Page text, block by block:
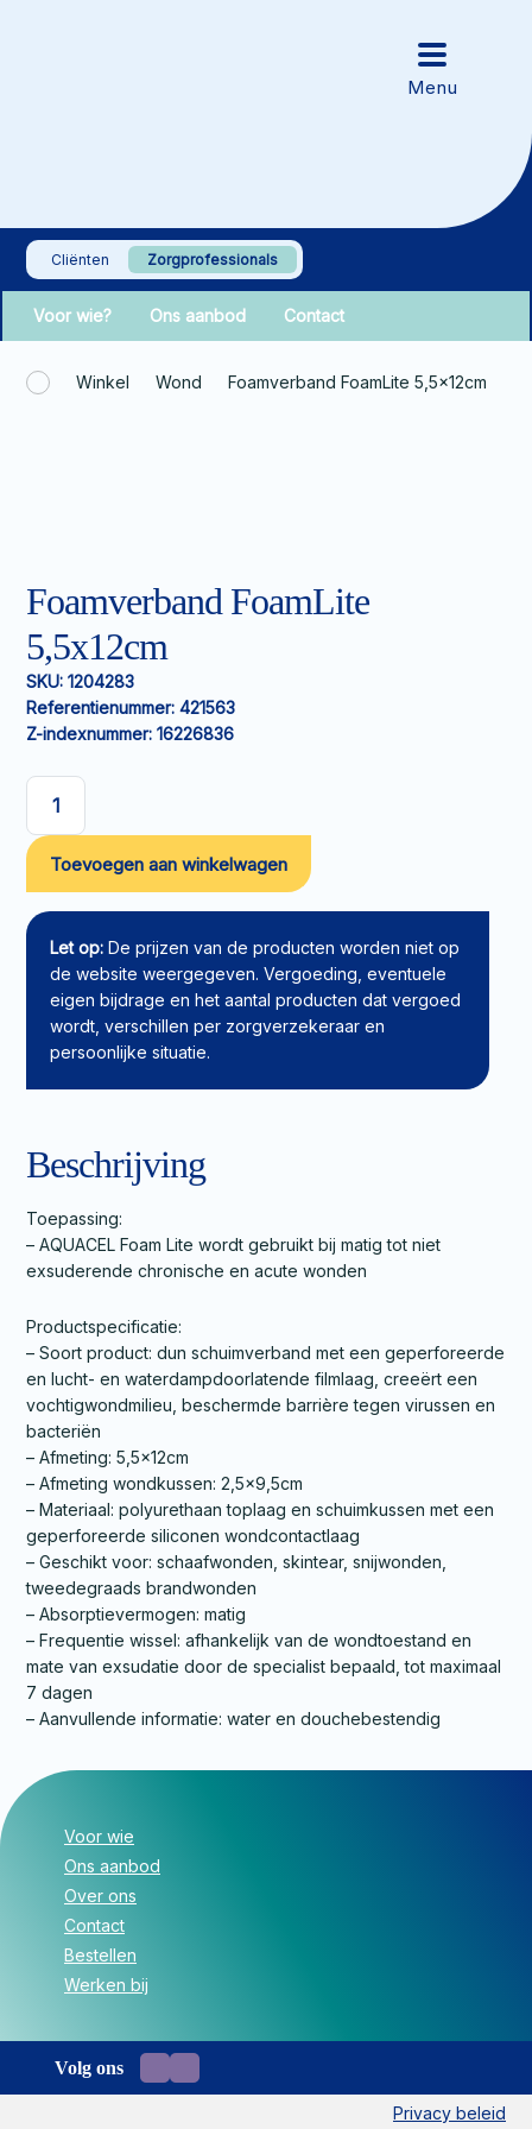
Cliënten Zorgprofessionals
Voor wie? Ons aanbod Contact
Winkel Wond Foamverband FoamLite 5,5x12cm
Foamverband FoamLite
5,5x12cm
SKU: 1204283
Referentienummer: 421563
Z-indexnummer: 16226836
Foamverband
FoamLite
5,5x12cm
aantal
Toevoegen aan winkelwagen
Let op: De prijzen van de producten worden niet op
de website weergegeven. Vergoeding, eventuele
eigen bijdrage en het aantal producten dat vergoed
wordt, verschillen per zorgverzekeraar en
persoonlijke situatie.
Beschrijving
Toepassing:
– AQUACEL Foam Lite wordt gebruikt bij matig tot niet
exsuderende chronische en acute wonden
Productspecificatie:
– Soort product: dun schuimverband met een geperforeerde
en lucht- en waterdampdoorlatende filmlaag, creeërt een
vochtigwondmilieu, beschermde barrière tegen virussen en
bacteriën
– Afmeting: 5,5x12cm
– Afmeting wondkussen: 2,5×9,5cm
– Materiaal: polyurethaan toplaag en schuimkussen met een
geperforeerde siliconen wondcontactlaag
– Geschikt voor: schaafwonden, skintear, snijwonden,
tweedegraads brandwonden
– Absorptievermogen: matig
– Frequentie wissel: afhankelijk van de wondtoestand en
mate van exsudatie door de specialist bepaald, tot maximaal
7 dagen
– Aanvullende informatie: water en douchebestendig
Voor wie
Ons aanbod
Over ons
Contact
Bestellen
Werken bij
Volg ons
Privacy beleid